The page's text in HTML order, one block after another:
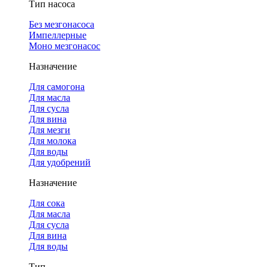
Тип насоса
Без мезгонасоса
Импеллерные
Моно мезгонасос
Назначение
Для самогона
Для масла
Для сусла
Для вина
Для мезги
Для молока
Для воды
Для удобрений
Назначение
Для сока
Для масла
Для сусла
Для вина
Для воды